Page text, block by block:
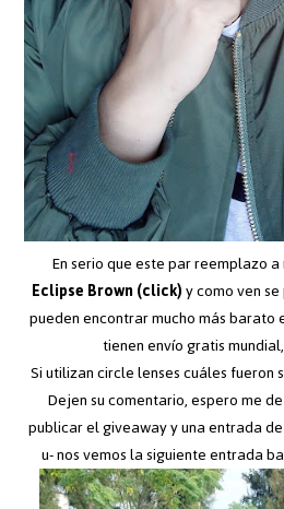
En serio que este par reemplazo
Eclipse Brown (click)y como ven
pueden encontrar mucho más
tienen envío gratis
Si utilizan circle lenses cuáles fueron
Dejen su comentario, espero me
publicar el giveaway y una entrada
u- nos vemos la siguiente entrada